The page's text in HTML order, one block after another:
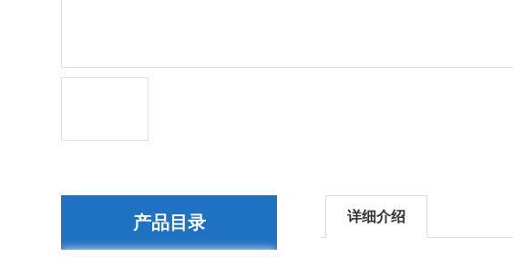
产品目录 详细介绍